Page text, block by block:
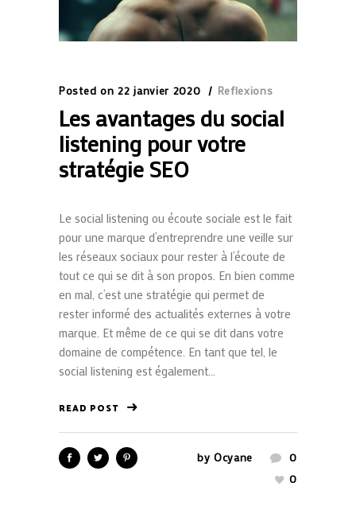
Posted on 22 janvier 2020 Reflexions
Les avantages du social
listening pour votre
stratégie SEO
Le social listening ou écoute sociale est le fait
pour une marque d’entreprendre une veille sur
les réseaux sociaux pour rester à l’écoute de
tout ce qui se dit à son propos. En bien comme
en mal, c’est une stratégie qui permet de
rester informé des actualités externes à votre
marque. Et même de ce qui se dit dans votre
domaine de compétence. En tant que tel, le
social listening est également...
READ POST
by Ocyane
0
0